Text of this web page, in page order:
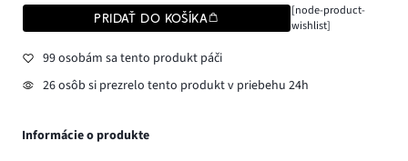
PRIDAŤ DO KOŠÍKA
[node-product-
wishlist]
99 osobám sa tento produkt páči
26 osôb si prezrelo tento produkt v priebehu 24h
Informácie o produkte